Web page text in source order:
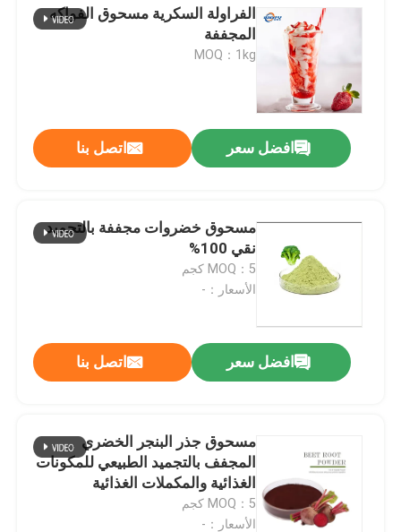
فيديوهات
برنامج VR
حولنا
جولة في المصنع
مراقبة الجودة
اتصل بنا
نكهات الجوهر الغذائي
نكهة ورائحة
الفراولة السكرية مسحوق الفواكه
المجففة
MOQ：1kg
افضل سعر اتصل بنا
مسحوق خضروات مجففة بالتجميد
نقي 100%
MOQ：5 كجم
الأسعار：-
افضل سعر اتصل بنا
مسحوق جذر البنجر الخضري
المجفف بالتجميد الطبيعي للمكونات
الغذائية والمكملات الغذائية
MOQ：5 كجم
الأسعار：-